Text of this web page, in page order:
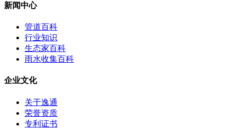
新闻中心
管道百科
行业知识
生态家百科
雨水收集百科
企业文化
关于逸通
荣誉资质
专利证书